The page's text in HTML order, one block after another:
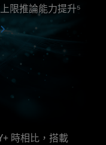
限推論能力提升⁵
時相比，搭載